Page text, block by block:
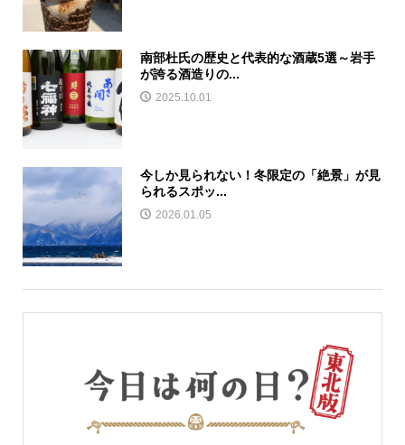
南部杜氏の歴史と代表的な酒蔵5選～岩手
が誇る酒造りの...
2025.10.01
今しか見られない！冬限定の「絶景」が見
られるスポッ...
2026.01.05